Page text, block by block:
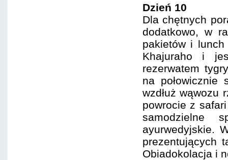
Dzień 10
Dla chętnych
dodatkowo, w
pakietów i
Khajuraho i
rezerwatem
na połowicznie
wzdłuż wąwozu
powrocie z
samodzielne
ayurwedyjskie.
prezentujących
Obiadokolacja i